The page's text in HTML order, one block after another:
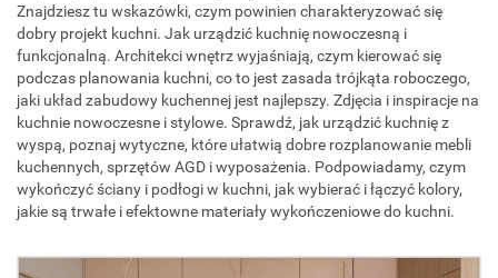
Znajdziesz tu wskazówki, czym powinien charakteryzować się
dobry projekt kuchni. Jak urządzić kuchnię nowoczesną i
funkcjonalną. Architekci wnętrz wyjaśniają, czym kierować się
podczas planowania kuchni, co to jest zasada trójkąta roboczego,
jaki układ zabudowy kuchennej jest najlepszy. Zdjęcia i inspiracje na
kuchnie nowoczesne i stylowe. Sprawdź, jak urządzić kuchnię z
wyspą, poznaj wytyczne, które ułatwią dobre rozplanowanie mebli
kuchennych, sprzętów AGD i wyposażenia. Podpowiadamy, czym
wykończyć ściany i podłogi w kuchni, jak wybierać i łączyć kolory,
jakie są trwałe i efektowne materiały wykończeniowe do kuchni.